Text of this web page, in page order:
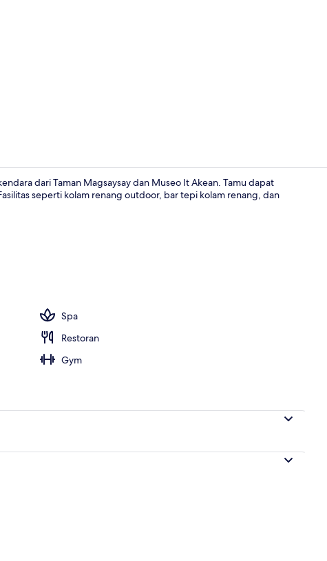
Kolam
dari Taman Magsaysay dan Museo It Akean. Tamu dapat
seperti kolam renang outdoor, bar tepi kolam renang, dan
Spa
Restoran
Gym